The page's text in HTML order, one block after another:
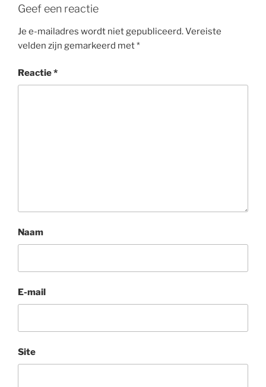
Geef een reactie
Je e-mailadres wordt niet gepubliceerd.Vereiste
velden zijn gemarkeerd met*
Reactie*
Naam
E-mail
Site